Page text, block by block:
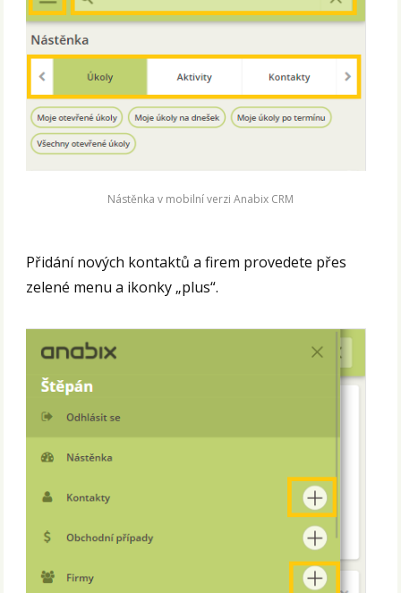
Nástěnka v mobilní verzi Anabix CRM
Přidání nových kontaktů a firem provedete přes
zelené menu a ikonky „plus“.